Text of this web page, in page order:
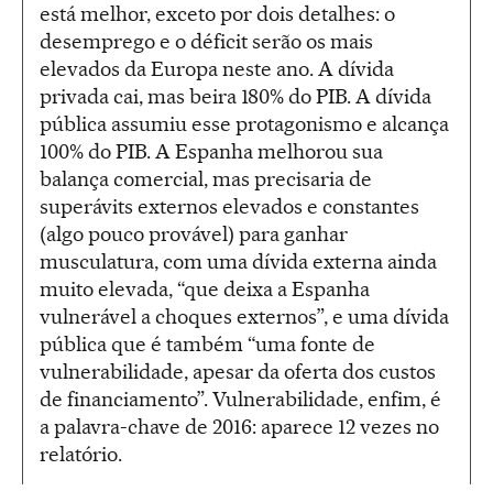
está melhor, exceto por dois detalhes: o
desemprego e o déficit serão os mais
elevados da Europa neste ano. A dívida
privada cai, mas beira 180% do PIB. A dívida
pública assumiu esse protagonismo e alcança
100% do PIB. A Espanha melhorou sua
balança comercial, mas precisaria de
superávits externos elevados e constantes
(algo pouco provável) para ganhar
musculatura, com uma dívida externa ainda
muito elevada, “que deixa a Espanha
vulnerável a choques externos”, e uma dívida
pública que é também “uma fonte de
vulnerabilidade, apesar da oferta dos custos
de financiamento”. Vulnerabilidade, enfim, é
a palavra-chave de 2016: aparece 12 vezes no
relatório.